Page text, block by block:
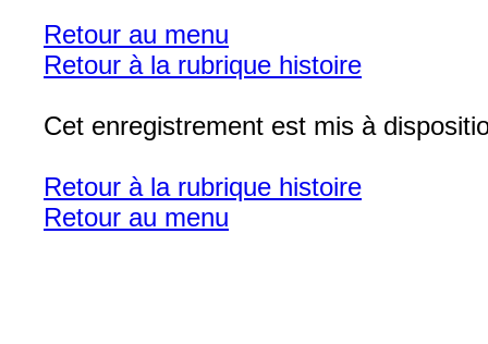
Retour au menu
Retour à la rubrique histoire
Cet enregistrement est mis à
Retour à la rubrique histoire
Retour au menu